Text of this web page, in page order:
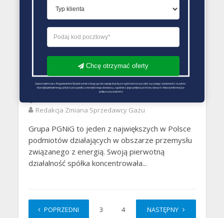
Liberalizacja rynku gazu w Polsce postępuje z
każdym miesiącem. Najlepszym kryterium, które
ocenia stan wolnego rynku gazu w Polsce jest
RYNEK GAZU AKTUALNOŚCI
PGNiG Obrót detaliczny
Redakcja Zmiana Sprzedawcy Gazu
Grupa PGNiG to jeden z największych w Polsce
podmiotów działających w obszarze przemysłu
związanego z energią. Swoją pierwotną
działalność spółka koncentrowała...
POPRZEDNI
1 2 3 4 … 6
NASTĘPNY
Chcę otrzymać oferty
Zapoznałem się z Regulaminem Świadczenie Usług i go akceptuję Każdą ze zgód można wycofać wysyłając wiadomość na adres
biuro@optimalenergy.pl lub w przypadku zewnętrznego dostawcy, zgodnie z jego polityką ochrony danych. Więcej informacji w
polityce prywatności